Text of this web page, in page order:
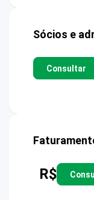
Sócios e
Consultar
R$